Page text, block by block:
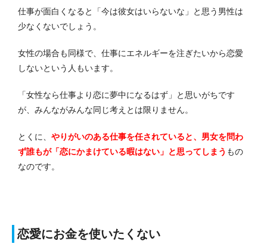
仕事が面白くなると「今は彼女はいらないな」と思う男性は
少なくないでしょう。
女性の場合も同様で、仕事にエネルギーを注ぎたいから恋愛
しないという人もいます。
「女性なら仕事より恋に夢中になるはず」と思いがちです
が、みんながみんな同じ考えとは限りません。
とくに、 やりがいのある仕事を任されていると、男女を問わ
ず誰もが「恋にかまけている暇はない」と思ってしまう もの
なのです。
恋愛にお金を使いたくない